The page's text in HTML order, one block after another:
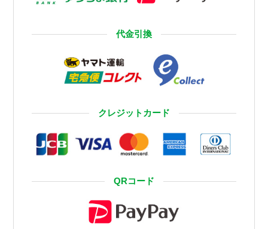
代金引換
クレジットカード
QRコード